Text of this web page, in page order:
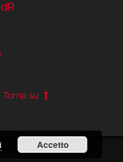
Torna su
Accetto